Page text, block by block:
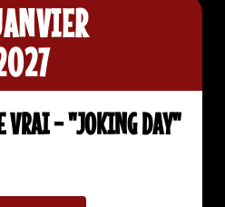
VRAI - "JOKING DAY"